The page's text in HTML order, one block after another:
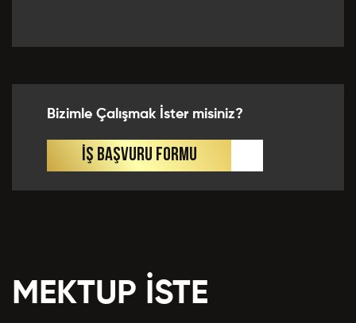
Bizimle Çalışmak İster misiniz?
İŞ BAŞVURU FORMU
MEKTUP İSTE
Eklemek İstedikleriniz *
CV EKLE